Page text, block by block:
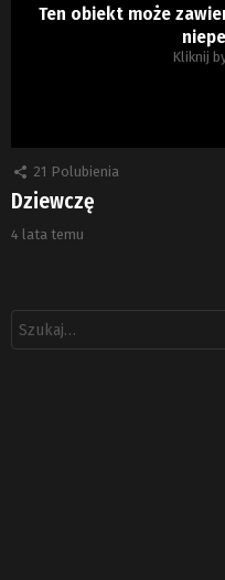
Ten obiekt może
Kliknij
21 Polubienia
Dziewczę
4 lata temu